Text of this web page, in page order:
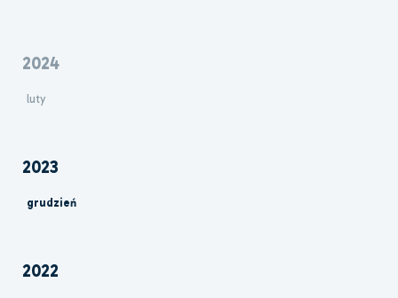
2024
luty
2023
grudzień
2022